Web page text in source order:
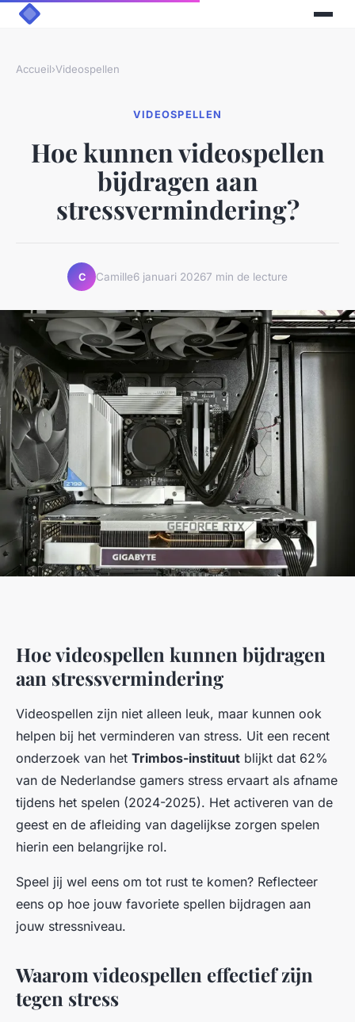
Accueil›Videospellen
VIDEOSPELLEN
Hoe kunnen videospellen
bijdragen aan
stressvermindering?
C Camille6 januari 20267 min de lecture
Hoe videospellen kunnen bijdragen
aan stressvermindering
Videospellen zijn niet alleen leuk, maar kunnen ook
helpen bij het verminderen van stress. Uit een recent
onderzoek van het Trimbos-instituut blijkt dat 62%
van de Nederlandse gamers stress ervaart als afname
tijdens het spelen (2024-2025). Het activeren van de
geest en de afleiding van dagelijkse zorgen spelen
hierin een belangrijke rol.
Speel jij wel eens om tot rust te komen? Reflecteer
eens op hoe jouw favoriete spellen bijdragen aan
jouw stressniveau.
Waarom videospellen effectief zijn
tegen stress